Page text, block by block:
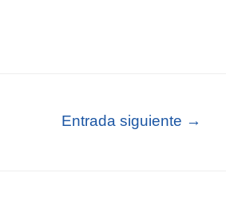
Entrada siguiente →